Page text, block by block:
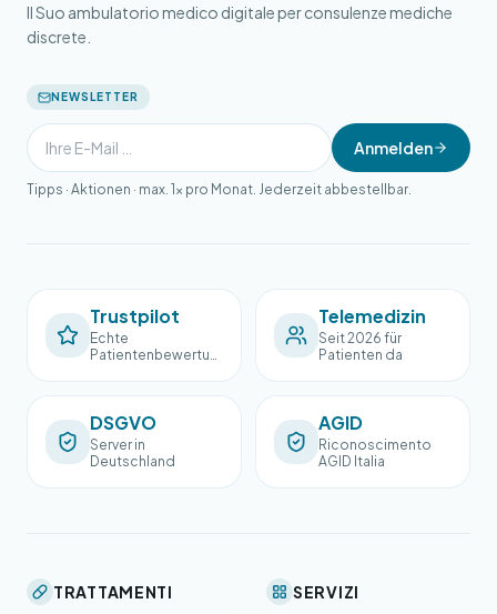
Il Suo ambulatorio medico digitale per consulenze mediche
discrete.
NEWSLETTER
Anmelden
Tipps · Aktionen · max. 1× pro Monat. Jederzeit abbestellbar.
Trustpilot
Echte
Patientenbewertun
Telemedizin
Seit 2026 für
Patienten da
DSGVO
Server in
Deutschland
AGID
Riconoscimento
AGID Italia
TRATTAMENTI SERVIZI